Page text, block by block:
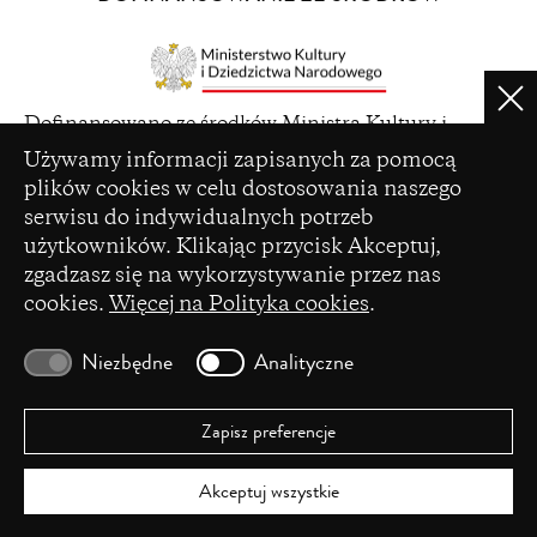
Ustawienia plików cookie
Używamy informacji zapisanych za pomocą
plików cookies w celu dostosowania naszego
serwisu do indywidualnych potrzeb
użytkowników. Klikając przycisk Akceptuj,
zgadzasz się na wykorzystywanie przez nas
cookies. Więcej na Polityka cookies.
Niezbędne Analityczne
Zapisz preferencje
Akceptuj wszystkie
a
new
window)
Dofinansowano ze środków Ministra Kultury i
Dziedzictwa Narodowego pochodzących z Funduszu
Promocji Kultury – państwowego funduszu celowego
(opens
a
Ministerstwa Nauki i Szkolnictwa Wyższego na
podstawie umowy Nr 86/WCN/2019/1 z dnia 19
lipca 2019 r. z pomocy przyznanej w ramach
programu „Wsparcie dla czasopism naukowych”.